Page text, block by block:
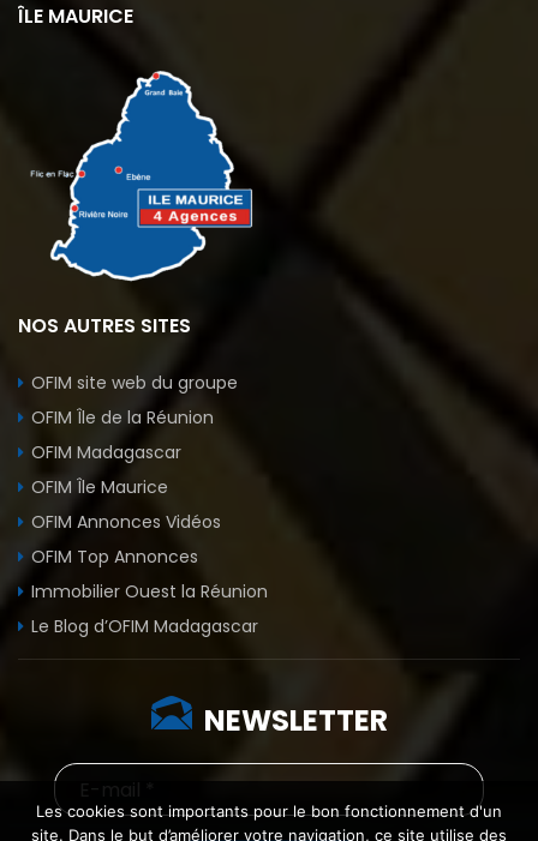
ÎLE MAURICE
NOS AUTRES SITES
OFIM site web du groupe
OFIM Île de la Réunion
OFIM Madagascar
OFIM Île Maurice
OFIM Annonces Vidéos
OFIM Top Annonces
Immobilier Ouest la Réunion
Le Blog d’OFIM Madagascar
NEWSLETTER
Les cookies sont importants pour le bon fonctionnement d'un
site. Dans le but d’améliorer votre navigation, ce site utilise des